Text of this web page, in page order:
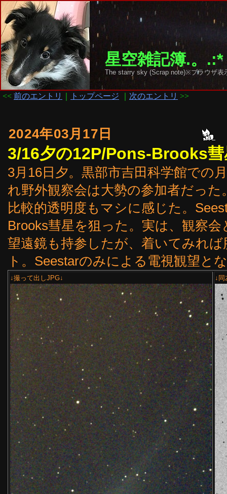
星空雑記簿.。
The starry sky (Scrap note)※ブラウザ
<< 前のエントリ トップページ 次のエントリ >>
2024年03月17日
3/16夕の12P/Pons-Brooks彗
3月16日夕。黒部市吉田科学館での
れ野外観察会は大勢の参加者だっ
比較的透明度もマシに感じた。
Brooks彗星を狙った。実は、観察
望遠鏡も持参したが、着いてみれ
ト。Seestarのみによる電視観望と
↓撮って出しJPG↓ ↓同